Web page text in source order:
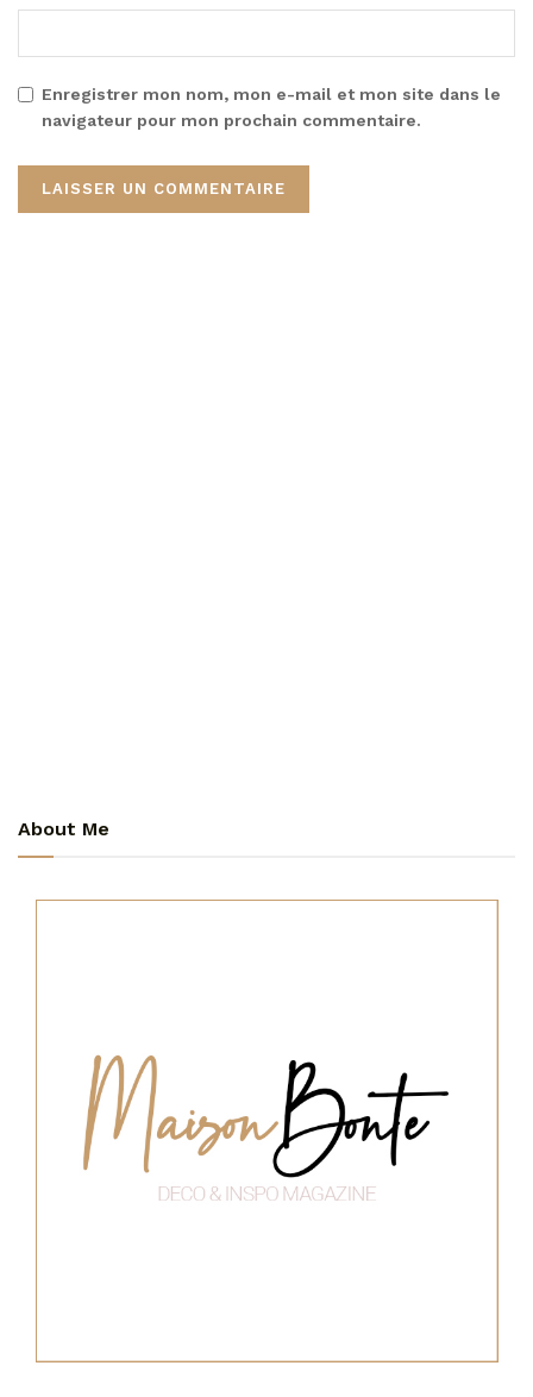
Enregistrer mon nom, mon e-mail et mon site dans le
navigateur pour mon prochain commentaire.
About Me